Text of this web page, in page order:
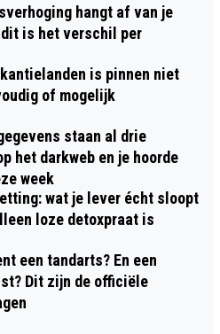
hangt af van je
is het verschil per
is pinnen niet
of mogelijk
staan al drie
het darkweb en je hoorde
week
wat je lever écht sloopt
loze detoxpraat is
een tandarts? En een
Dit zijn de officiële